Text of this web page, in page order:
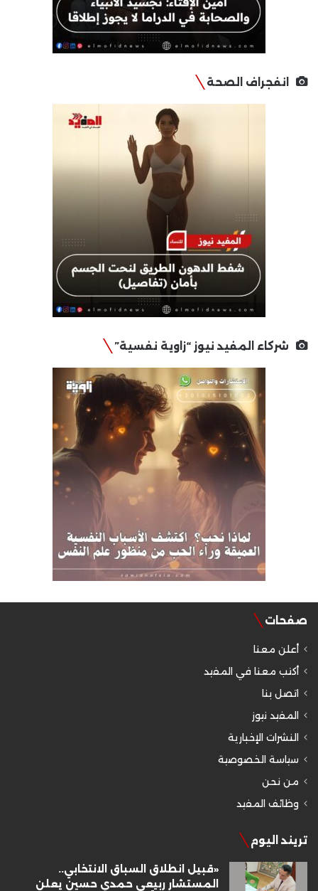
انفجراف الصحة
شركاء المفيد نيوز “زاوية نفسية”
صفحات
أعلن معنا
أكتب معنا في المفيد
اتصل بنا
المفيد نيوز
النشرات الإخبارية
سياسة الخصوصية
من نحن
وظائف المفيد
تريند اليوم
«قبيل انطلاق السباق الانتخابي..
المستشار ربيعي حمدي حسين يعلن